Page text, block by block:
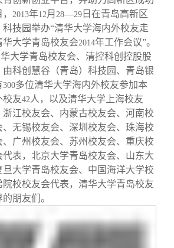
兴趣群体
西南联大校友会
捐赠方法
义工计划
我要订阅
新媒体平台
清华故事
青春风采
校友文苑
校友讲坛
校友视界
终身学习
信息化服务
三创大赛
实用信息
友总会
总会简介
会长致辞
总会章程
理事会名单
闭
2013年12月 28—29 日在青岛高新区
技园举办“清华大学海内外校友走
大学青岛校友会2014年工作会议”。
大学青岛校友会、清控科创控股股
科创慧谷（青岛）科技园、青岛银
300多位清华大学海内外校友参加本
校友42人，以及清华大学上海校友
浙江校友会、内蒙古校友会、河南校
、无锡校友会、深圳校友会、珠海校
、广州校友会、苏州校友会、重庆校
表，北京大学青岛校友会、山东大
旦大学青岛校友会、中国海洋大学校
校校友会代表，清华大学青岛校友
朋友们。